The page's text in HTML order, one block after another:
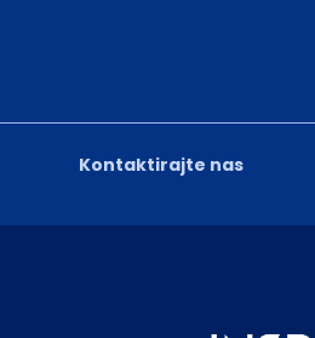
Kontaktirajte nas